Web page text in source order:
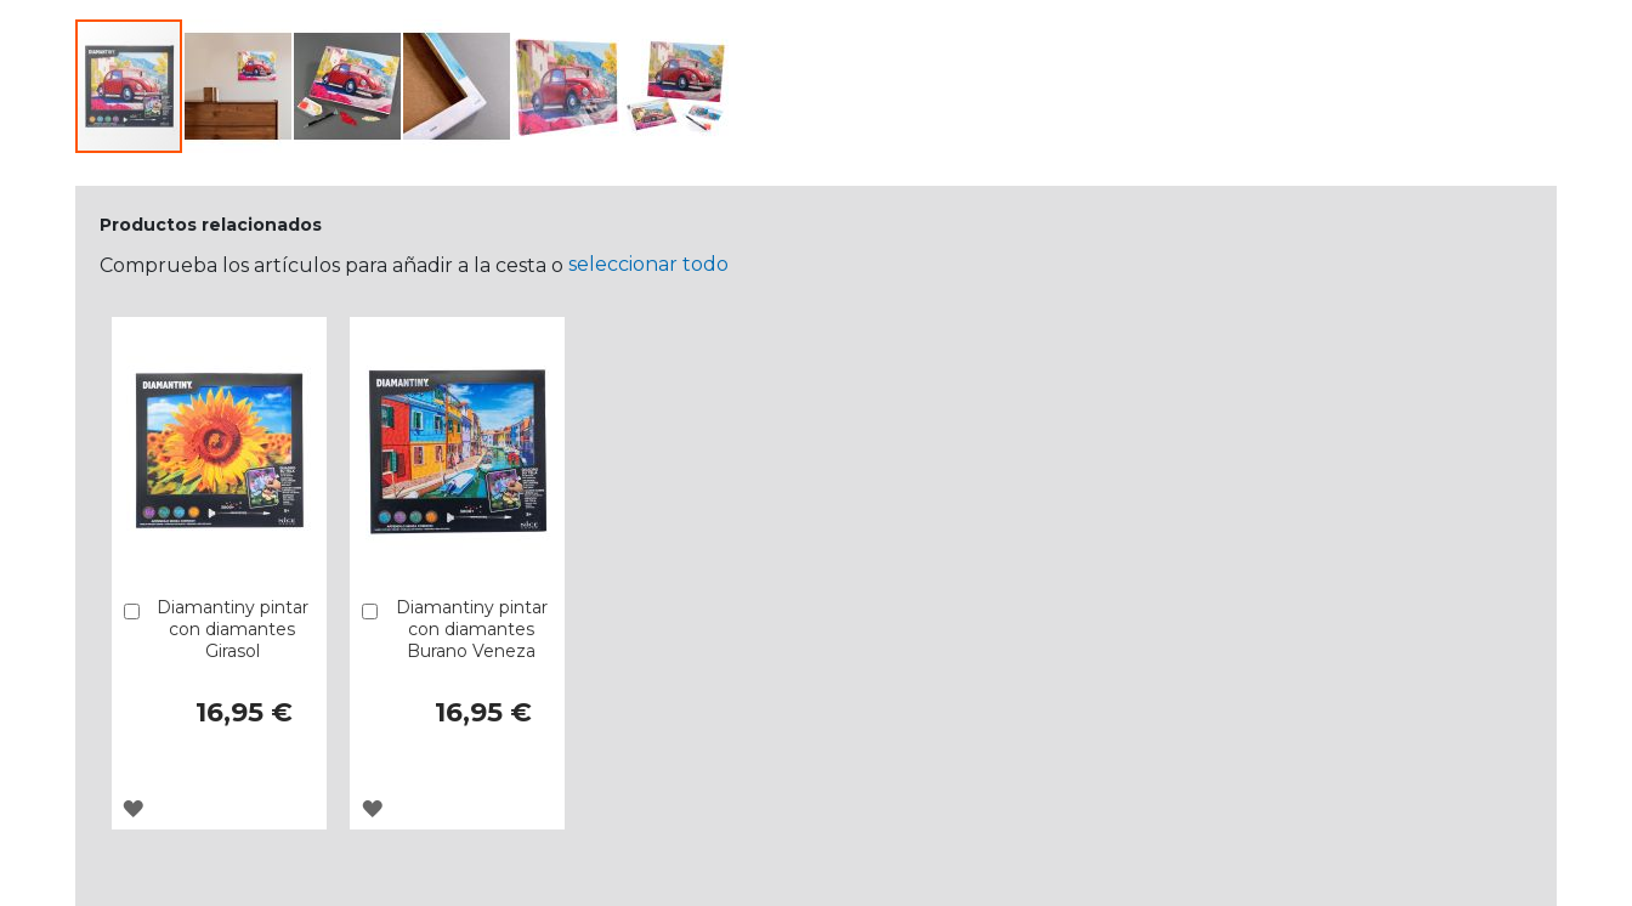
Productos relacionados
Comprueba los artículos para añadir a la cesta o seleccionar todo
Diamantiny pintar
con diamantes
Girasol
16,95 €
Añadir
AGREGAR
Diamantiny pintar
con diamantes
Burano Veneza
16,95 €
Añadir
AGREGAR